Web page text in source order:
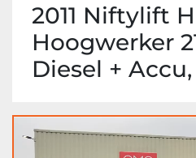
2011 Niftylift
Hoogwerker
Diesel +